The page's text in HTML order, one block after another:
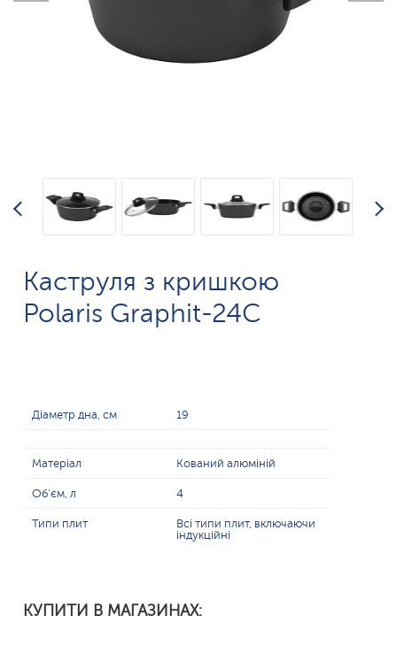
Каструля з кришкою
Polaris Graphit-24C
Діаметр дна, см 19
Матеріал Кований алюміній
Об'єм, л 4
Типи плит
Всі типи плит, включаючи
індукційні
КУПИТИ В МАГАЗИНАХ: